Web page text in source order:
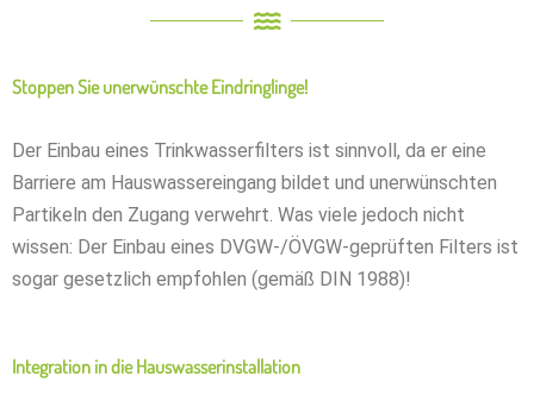
Stoppen Sie unerwünschte Eindringlinge!
Der Einbau eines Trinkwasserfilters ist sinnvoll, da er eine
Barriere am Hauswassereingang bildet und unerwünschten
Partikeln den Zugang verwehrt. Was viele jedoch nicht
wissen: Der Einbau eines DVGW-/ÖVGW-geprüften Filters ist
sogar gesetzlich empfohlen (gemäß DIN 1988)!
Integration in die Hauswasserinstallation